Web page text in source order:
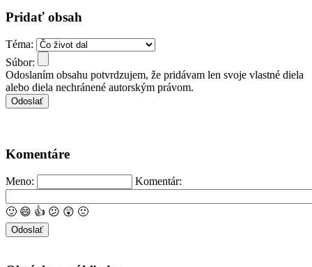
Pridať obsah
Téma:
Súbor:
Odoslaním obsahu potvrdzujem, že pridávam len svoje vlastné diela
alebo diela nechránené autorským právom.
Komentáre
Meno: Komentár:
🙂 😄 👍 😕 😲 🙁